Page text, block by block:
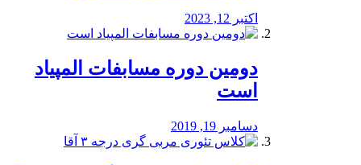
اکتبر 12, 2023
دومین دوره مسابفات المپیاد
است
دسامبر 19, 2019